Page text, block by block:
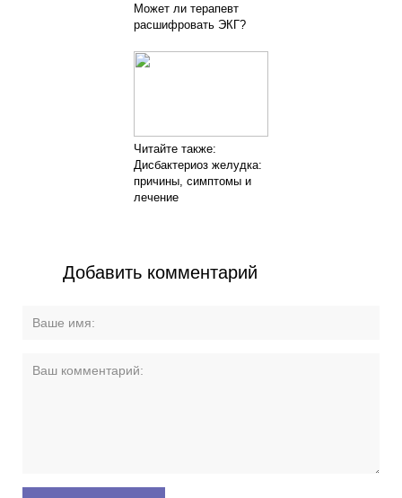
Может ли терапевт
расшифровать ЭКГ?
Читайте также:
Дисбактериоз желудка:
причины, симптомы и
лечение
Добавить комментарий